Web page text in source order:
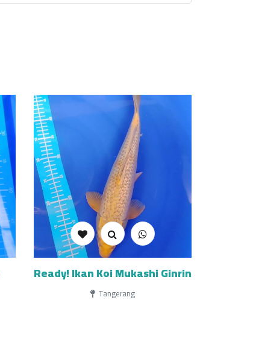
Ready! Ikan Koi Mukashi Ginrin
Tangerang